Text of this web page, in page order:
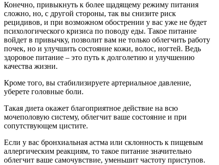
Конечно, привыкнуть к более щадящему режиму питания
сложно, но, с другой стороны, так вы снизите риск
рецидивов, и при возможном обострении у вас уже не будет
психологического кризиса по поводу еды. Такое питание
войдет в привычку, позволит вам не только облегчить работу
почек, но и улучшить состояние кожи, волос, ногтей. Ведь
здоровое питание – это путь к долголетию и улучшению
качества жизни.
Кроме того, вы стабилизируете артериальное давление,
уберете головные боли.
Такая диета окажет благоприятное действие на всю
мочеполовую систему, облегчит ваше состояние и при
сопутствующем цистите.
Если у вас бронхиальная астма или склонность к пищевым
аллергическим реакциям, то такое питание значительно
облегчит ваше самочувствие, уменьшит частоту приступов.